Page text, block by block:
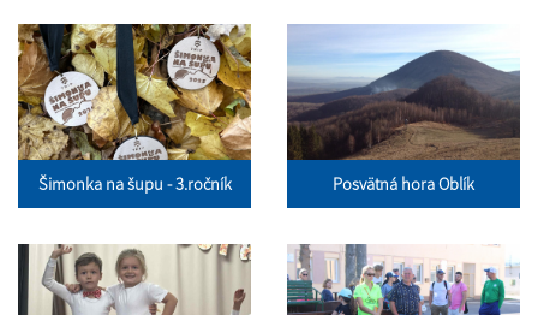
Šimonka na šupu - 3.ročník Posvätná hora Oblík